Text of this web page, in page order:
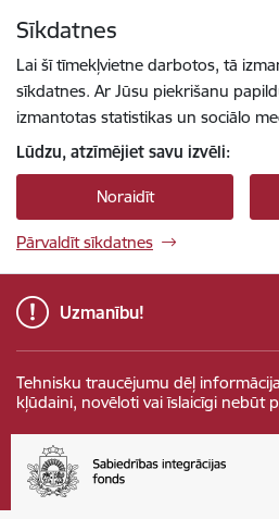
Sīkdatnes
Lai šī tīmekļvietne darbotos, tā
sīkdatnes. Ar Jūsu piekrišanu
izmantotas statistikas un sociālo
Lūdzu, atzīmējiet savu izvēli:
Noraidīt
Pārvaldīt sīkdatnes
Uzmanību!
Tehnisku traucējumu dēļ
kļūdaini, novēloti vai īslaicīgi nebūt